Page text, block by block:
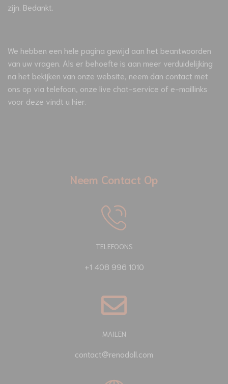
zijn. Bedankt.
We hebben een hele pagina gewijd aan het beantwoorden
van uw vragen. Als er behoefte is aan meer verduidelijking
na het bekijken van onze website, neem dan contact met
ons op via telefoon, onze live chat-service of e-maillinks
voor deze vindt u hier.
Neem Contact Op
TELEFOONS
+1 408 996 1010
MAILEN
contact@renodoll.com